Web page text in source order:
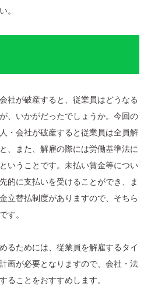
。
社が破産すると、従業員はどうなる
、いかがだったでしょうか。今回の
・会社が破産すると従業員は全員解
、また、解雇の際には労働基準法に
いうことです。未払い賃金等につい
的に支払いを受けることができ、ま
立替払制度がありますので、そちら
す。
るためには、従業員を解雇するタイ
画が必要となりますので、会社・法
ることをおすすめします。